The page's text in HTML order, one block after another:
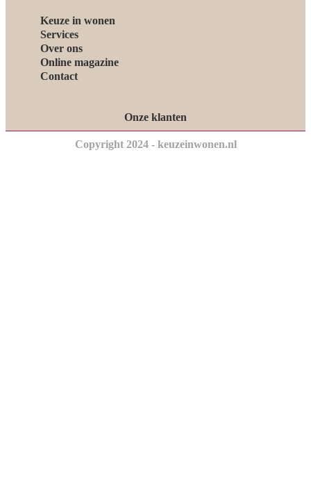
Keuze in wonen
Services
Over ons
Online magazine
Contact
Onze klanten
Copyright 2024 - keuzeinwonen.nl